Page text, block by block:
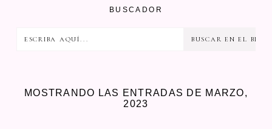
BUSCADOR
MOSTRANDO LAS ENTRADAS DE MARZO,
2023